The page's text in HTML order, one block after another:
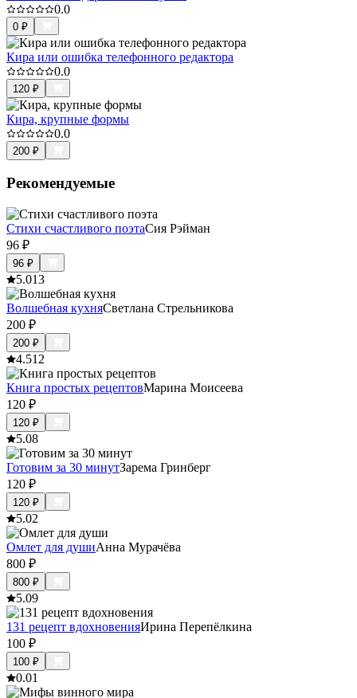
0.0
0 ₽
Кира или ошибка телефонного редактора
0.0
120 ₽
Кира, крупные формы
0.0
200 ₽
Рекомендуемые
Стихи счастливого поэтаСия Рэйман
96 ₽
96 ₽
5.013
Волшебная кухняСветлана Стрельникова
200 ₽
200 ₽
4.512
Книга простых рецептовМарина Моисеева
120 ₽
120 ₽
5.08
Готовим за 30 минутЗарема Гринберг
120 ₽
120 ₽
5.02
Омлет для душиАнна Мурачёва
800 ₽
800 ₽
5.09
131 рецепт вдохновенияИрина Перепёлкина
100 ₽
100 ₽
0.01